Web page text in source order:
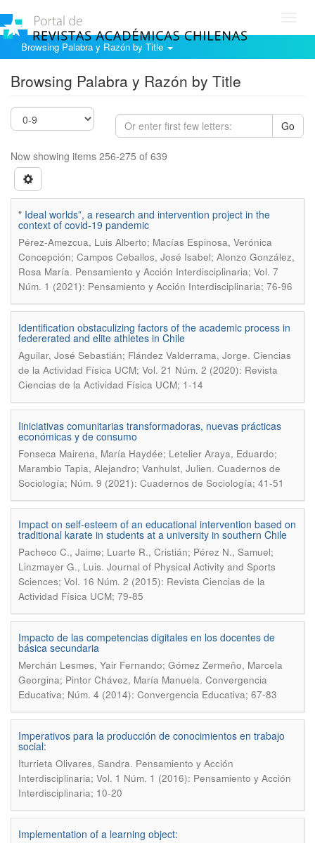
Browsing Palabra y Razón by Title
Browsing Palabra y Razón by Title
Go
Now showing items 256-275 of 639
" Ideal worlds”, a research and intervention project in the
context of covid-19 pandemic
Pérez-Amezcua, Luis Alberto; Macías Espinosa, Verónica
Concepción; Campos Ceballos, José Isabel; Alonzo González,
Rosa María. Pensamiento y Acción Interdisciplinaria; Vol. 7
Núm. 1 (2021): Pensamiento y Acción Interdisciplinaria; 76-96
Identification obstaculizing factors of the academic process in
federerated and elite athletes in Chile
Aguilar, José Sebastián; Flández Valderrama, Jorge. Ciencias
de la Actividad Física UCM; Vol. 21 Núm. 2 (2020): Revista
Ciencias de la Actividad Física UCM; 1-14
Iiniciativas comunitarias transformadoras, nuevas prácticas
económicas y de consumo
Fonseca Mairena, María Haydée; Letelier Araya, Eduardo;
Marambio Tapia, Alejandro; Vanhulst, Julien. Cuadernos de
Sociología; Núm. 9 (2021): Cuadernos de Sociología; 41-51
Impact on self-esteem of an educational intervention based on
traditional karate in students at a university in southern Chile
Pacheco C., Jaime; Luarte R., Cristián; Pérez N., Samuel;
Linzmayer G., Luis. Journal of Physical Activity and Sports
Sciences; Vol. 16 Núm. 2 (2015): Revista Ciencias de la
Actividad Física UCM; 79-85
Impacto de las competencias digitales en los docentes de
básica secundaria
Merchán Lesmes, Yair Fernando; Gómez Zermeño, Marcela
Georgina; Pintor Chávez, María Manuela. Convergencia
Educativa; Núm. 4 (2014): Convergencia Educativa; 67-83
Imperativos para la producción de conocimientos en trabajo
social:
Iturrieta Olivares, Sandra. Pensamiento y Acción
Interdisciplinaria; Vol. 1 Núm. 1 (2016): Pensamiento y Acción
Interdisciplinaria; 10-20
Implementation of a learning object: